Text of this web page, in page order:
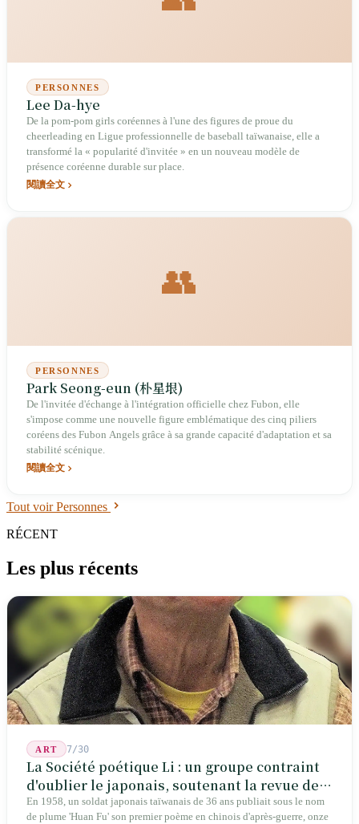
PERSONNES
Lee Da-hye
De la pom-pom girls coréennes à l'une des figures de proue du
cheerleading en Ligue professionnelle de baseball taïwanaise, elle a
transformé la « popularité d'invitée » en un nouveau modèle de
présence coréenne durable sur place.
閱讀全文
👥
PERSONNES
Park Seong-eun (朴星垠)
De l'invitée d'échange à l'intégration officielle chez Fubon, elle
s'impose comme une nouvelle figure emblématique des cinq piliers
coréens des Fubon Angels grâce à sa grande capacité d'adaptation et sa
stabilité scénique.
閱讀全文
Tout voir Personnes
RÉCENT
Les plus récents
ART 7/30
La Société poétique Li : un groupe contraint
d'oublier le japonais, soutenant la revue de
poésie chinoise la plus ancienne de Taïwan
En 1958, un soldat japonais taïwanais de 36 ans publiait sous le nom
de plume 'Huan Fu' son premier poème en chinois d'après-guerre, onze